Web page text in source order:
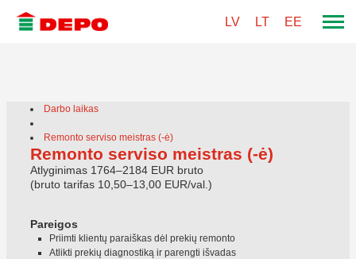
LV LT EE
Darbo laikas
Remonto serviso meistras (-ė)
Remonto serviso meistras (-ė)
Atlyginimas 1764–2184 EUR bruto
(bruto tarifas 10,50–13,00 EUR/val.)
Pareigos
Priimti klientų paraiškas dėl prekių remonto
Atlikti prekių diagnostiką ir parengti išvadas